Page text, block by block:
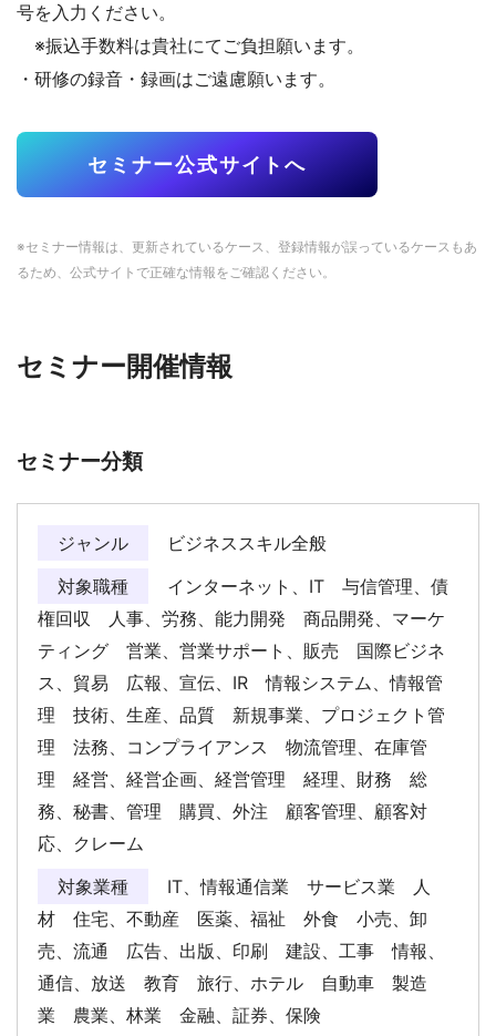
号を入力ください。
※振込手数料は貴社にてご負担願います。
・研修の録音・録画はご遠慮願います。
セミナー公式サイトへ
※セミナー情報は、更新されているケース、登録情報が誤っているケースもあ
るため、公式サイトで正確な情報をご確認ください。
セミナー開催情報
セミナー分類
ジャンル
ビジネススキル全般
対象職種
インターネット、IT 与信管理、債
権回収 人事、労務、能力開発 商品開発、マーケ
ティング 営業、営業サポート、販売 国際ビジネ
ス、貿易 広報、宣伝、IR 情報システム、情報管
理 技術、生産、品質 新規事業、プロジェクト管
理 法務、コンプライアンス 物流管理、在庫管
理 経営、経営企画、経営管理 経理、財務 総
務、秘書、管理 購買、外注 顧客管理、顧客対
応、クレーム
対象業種
IT、情報通信業 サービス業 人
材 住宅、不動産 医薬、福祉 外食 小売、卸
売、流通 広告、出版、印刷 建設、工事 情報、
通信、放送 教育 旅行、ホテル 自動車 製造
業 農業、林業 金融、証券、保険